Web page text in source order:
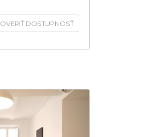
OVERIŤ DOSTUPNOSŤ